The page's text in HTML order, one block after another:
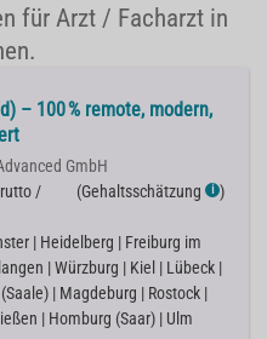
für Arzt / Facharzt in
– 100 % remote, modern,
GmbH
/
(Gehaltsschätzung ℹ )
| Heidelberg | Freiburg im
| Würzburg | Kiel | Lübeck |
| Magdeburg | Rostock |
| Homburg (Saar) | Ulm